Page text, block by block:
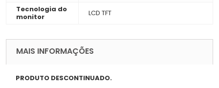
Tecnologia do
monitor
LCD TFT
MAIS INFORMAÇÕES
PRODUTO DESCONTINUADO.